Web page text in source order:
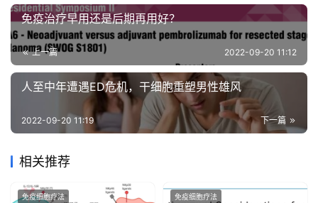
免疫治疗早用还是后期再用好？
上一篇 2022-09-20 11:12
人至中年遭遇ED危机，干细胞重塑男性雄风
下一篇
2022-09-20 11:19
相关推荐
免疫细胞疗法 免疫细胞疗法